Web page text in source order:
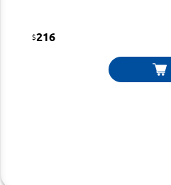
$216